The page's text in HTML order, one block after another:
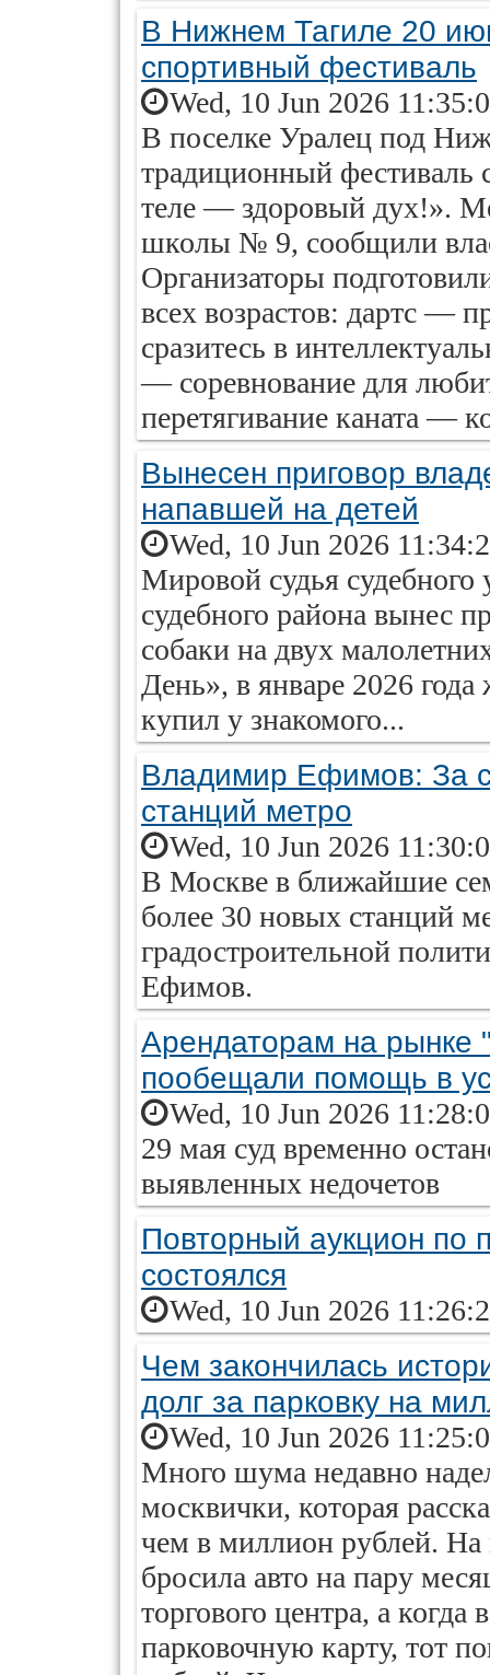
В Нижнем Тагиле 20
спортивный фестиваль
Wed, 10 Jun 2026
В поселке Уралец под
традиционный фестиваль
теле — здоровый дух!».
школы № 9, сообщили
Организаторы
всех возрастов: дартс —
сразитесь в
— соревнование для
перетягивание каната —
Вынесен приговор
напавшей на детей
Wed, 10 Jun 2026
Мировой судья
судебного района вынес
собаки на двух
День», в январе 2026
купил у знакомого...
Владимир Ефимов: За
станций метро
Wed, 10 Jun 2026
В Москве в ближайшие
более 30 новых станций
градостроительной
Ефимов.
Арендаторам на рынке
пообещали помощь в
Wed, 10 Jun 2026
29 мая суд временно
выявленных недочетов
Повторный аукцион по
состоялся
Wed, 10 Jun 2026
Чем закончилась
долг за парковку на
Wed, 10 Jun 2026
Много шума недавно
москвички, которая
чем в миллион рублей.
бросила авто на пару
торгового центра, а когда
парковочную карту, тот